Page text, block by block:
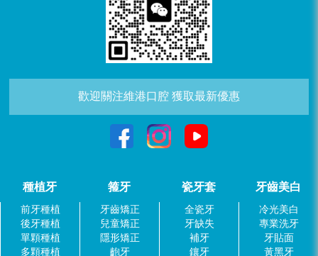
歡迎關注維港口腔 獲取最新優惠
種植牙
前牙種植
後牙種植
單顆種植
多顆種植
箍牙
牙齒矯正
兒童矯正
隱形矯正
齙牙
瓷牙套
全瓷牙
牙缺失
補牙
鑲牙
牙齒美白
冷光美白
專業洗牙
牙貼面
黃黑牙